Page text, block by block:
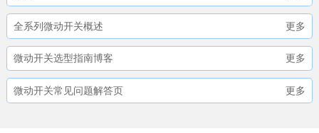
全系列微动开关概述 更多
微动开关选型指南博客 更多
微动开关常见问题解答页 更多